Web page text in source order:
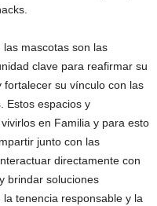
mascotas son las
clave para reafirmar su
su vínculo con las
Estos espacios y
en Familia y para esto
junto con las
directamente con
brindar soluciones
tenencia responsable y la